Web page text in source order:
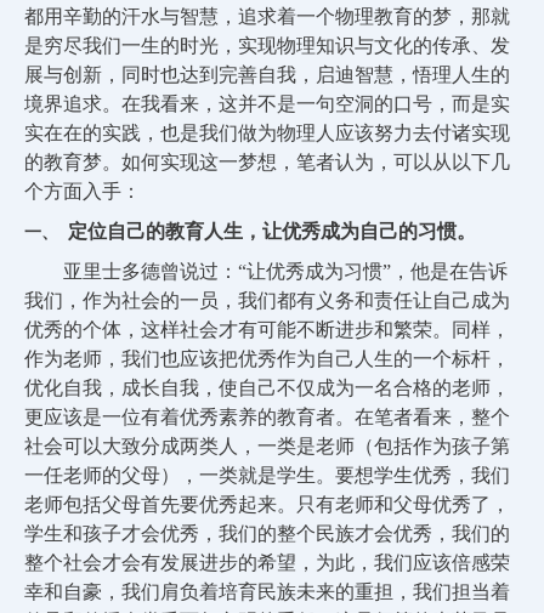
都用辛勤的汗水与智慧，追求着一个物理教育的梦，那就
是穷尽我们一生的时光，实现物理知识与文化的传承、发
展与创新，同时也达到完善自我，启迪智慧，悟理人生的
境界追求。在我看来，这并不是一句空洞的口号，而是实
实在在的实践，也是我们做为物理人应该努力去付诸实现
的教育梦。如何实现这一梦想，笔者认为，可以从以下几
个方面入手：
一、 定位自己的教育人生，让优秀成为自己的习惯。
亚里士多德曾说过：“让优秀成为习惯”，他是在告诉
我们，作为社会的一员，我们都有义务和责任让自己成为
优秀的个体，这样社会才有可能不断进步和繁荣。同样，
作为老师，我们也应该把优秀作为自己人生的一个标杆，
优化自我，成长自我，使自己不仅成为一名合格的老师，
更应该是一位有着优秀素养的教育者。在笔者看来，整个
社会可以大致分成两类人，一类是老师（包括作为孩子第
一任老师的父母），一类就是学生。要想学生优秀，我们
老师包括父母首先要优秀起来。只有老师和父母优秀了，
学生和孩子才会优秀，我们的整个民族才会优秀，我们的
整个社会才会有发展进步的希望，为此，我们应该倍感荣
幸和自豪，我们肩负着培育民族未来的重担，我们担当着